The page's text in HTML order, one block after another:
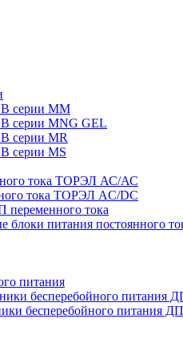
серии MM
серии MNG GEL
серии MR
серии MS
тока ТОРЭЛ АС/АС
тока ТОРЭЛ AC/DC
переменного тока
блоки питания постоянного
питания
бесперебойного питания
бесперебойного питания